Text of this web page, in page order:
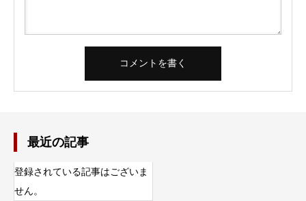
最近の記事
登録されている記事はございま
せん。